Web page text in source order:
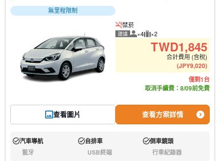
無里程限制
查看圖片
禁菸
建議 建議人數
×4 建議行李數量
×2
TWD1,845
合計費用 (含稅)
(JPY9,020)
僅剩1台
取消手續費：8/09前免費
查看方案詳情
有:汽車導航 有:自排車 有:倒車鏡頭
藍牙 USB終端 行車紀錄器